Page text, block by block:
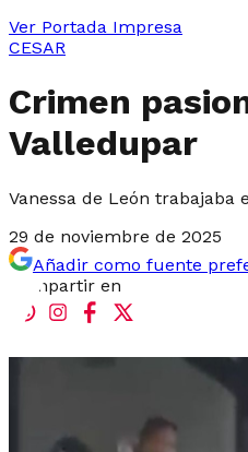
Ver Portada Impresa
CESAR
Crimen
Valledupar
Vanessa de León
29 de noviembre de 2025
Añadir como fuente
Compartir en